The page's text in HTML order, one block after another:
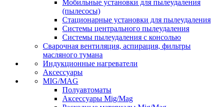
Мобильные установки для пылеудаления
(пылесосы)
Стационарные установки для пылеудаления
Системы центрального пылеудаления
Системы пылеудаления с консолью
Сварочная вентиляция, аспирация, фильтры
масляного тумана
Индукционные нагреватели
Аксессуары
MIG/MAG
Полуавтоматы
Аксессуары Mig/Mag